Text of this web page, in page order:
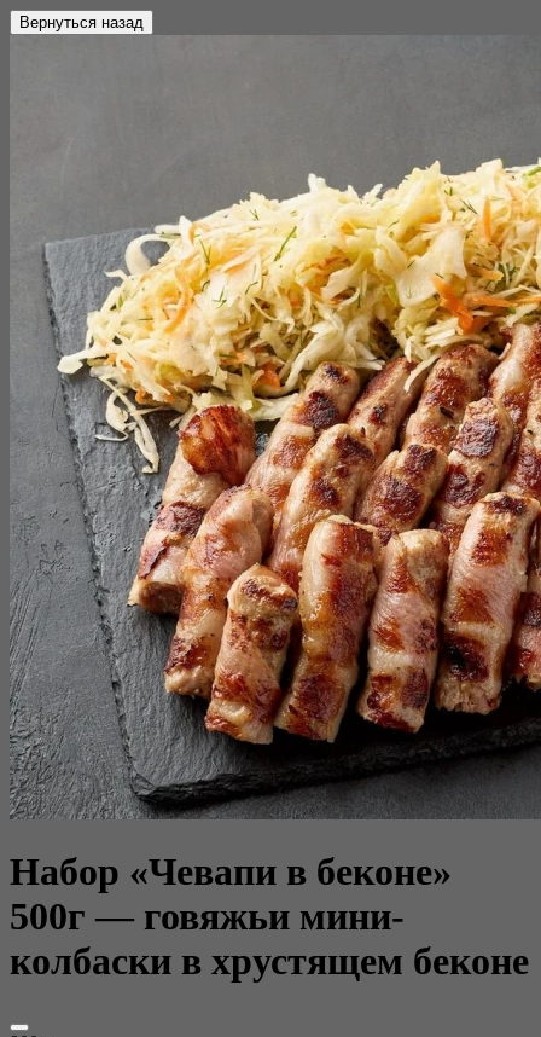
Вернуться назад
Набор «Чевапи в беконе»
500г — говяжьи мини-
колбаски в хрустящем беконе